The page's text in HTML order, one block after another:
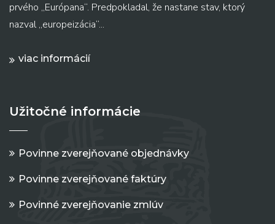
prvého „Európana“. Predpokladal, že nastane stav, ktorý
nazval „europeizácia“...
viac informácií
Užitočné informácie
Povinne zverejňované objednávky
Povinne zverejňované faktúry
Povinné zverejňovanie zmlúv